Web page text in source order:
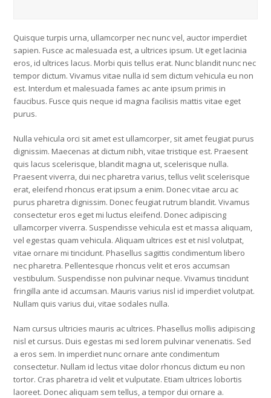
Quisque turpis urna, ullamcorper nec nunc vel, auctor imperdiet
sapien. Fusce ac malesuada est, a ultrices ipsum. Ut eget lacinia
eros, id ultrices lacus. Morbi quis tellus erat. Nunc blandit nunc nec
tempor dictum. Vivamus vitae nulla id sem dictum vehicula eu non
est. Interdum et malesuada fames ac ante ipsum primis in
faucibus. Fusce quis neque id magna facilisis mattis vitae eget
purus.
Nulla vehicula orci sit amet est ullamcorper, sit amet feugiat purus
dignissim. Maecenas at dictum nibh, vitae tristique est. Praesent
quis lacus scelerisque, blandit magna ut, scelerisque nulla.
Praesent viverra, dui nec pharetra varius, tellus velit scelerisque
erat, eleifend rhoncus erat ipsum a enim. Donec vitae arcu ac
purus pharetra dignissim. Donec feugiat rutrum blandit. Vivamus
consectetur eros eget mi luctus eleifend. Donec adipiscing
ullamcorper viverra. Suspendisse vehicula est et massa aliquam,
vel egestas quam vehicula. Aliquam ultrices est et nisl volutpat,
vitae ornare mi tincidunt. Phasellus sagittis condimentum libero
nec pharetra. Pellentesque rhoncus velit et eros accumsan
vestibulum. Suspendisse non pulvinar neque. Vivamus tincidunt
fringilla ante id accumsan. Mauris varius nisl id imperdiet volutpat.
Nullam quis varius dui, vitae sodales nulla.
Nam cursus ultricies mauris ac ultrices. Phasellus mollis adipiscing
nisl et cursus. Duis egestas mi sed lorem pulvinar venenatis. Sed
a eros sem. In imperdiet nunc ornare ante condimentum
consectetur. Nullam id lectus vitae dolor rhoncus dictum eu non
tortor. Cras pharetra id velit et vulputate. Etiam ultrices lobortis
laoreet. Donec aliquam sem tellus, a tempor dui ornare a.